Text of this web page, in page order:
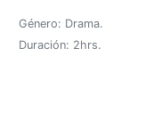
Género: Drama.
Duración: 2hrs.